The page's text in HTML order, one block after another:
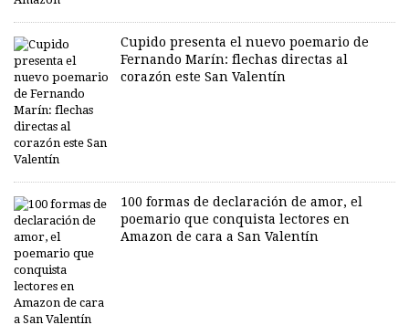
Cupido presenta el nuevo poemario de
Fernando Marín: flechas directas al
corazón este San Valentín
100 formas de declaración de amor, el
poemario que conquista lectores en
Amazon de cara a San Valentín